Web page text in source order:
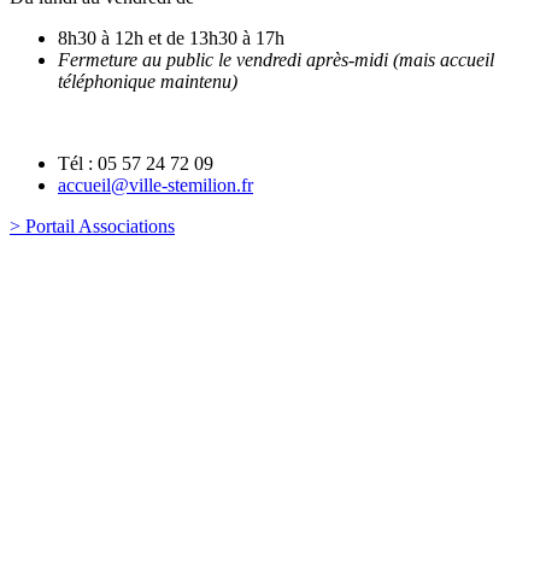
8h30 à 12h et de 13h30 à 17h
Fermeture au public le vendredi après-midi (mais accueil
téléphonique maintenu)
Tél : 05 57 24 72 09
accueil@ville-stemilion.fr
> Portail Associations